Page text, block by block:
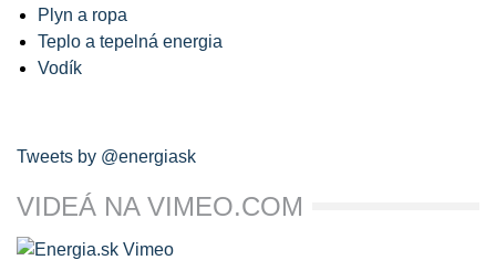
Plyn a ropa
Teplo a tepelná energia
Vodík
Tweets by @energiask
VIDEÁ NA VIMEO.COM